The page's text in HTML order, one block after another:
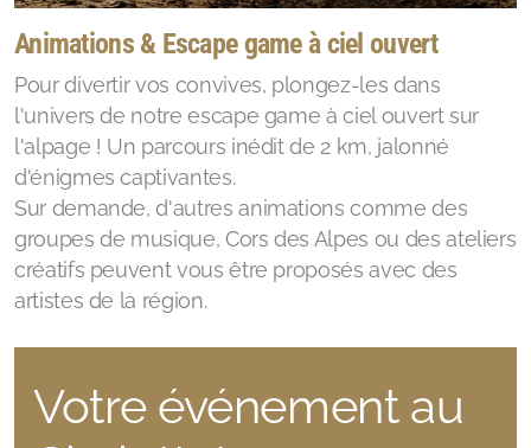
Animations & Escape game à ciel ouvert
Pour divertir vos convives, plongez-les dans
l'univers de notre escape game à ciel ouvert sur
l'alpage ! Un parcours inédit de 2 km, jalonné
d'énigmes captivantes.
Sur demande, d'autres animations comme des
groupes de musique, Cors des Alpes ou des ateliers
créatifs peuvent vous être proposés avec des
artistes de la région.
Votre événement au